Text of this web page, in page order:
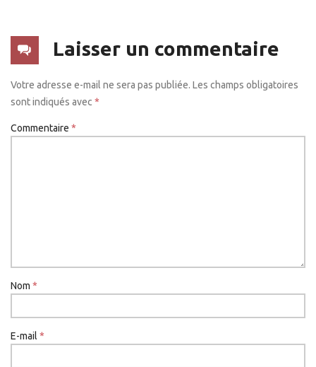
Laisser un commentaire
Votre adresse e-mail ne sera pas publiée. Les champs obligatoires
sont indiqués avec *
Commentaire *
Nom *
E-mail *